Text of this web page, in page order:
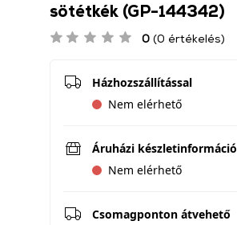
sötétkék (GP-144342)
0 (0 értékelés)
Házhozszállítással
Nem elérhető
Áruházi készletinformáció
Nem elérhető
Csomagponton átvehető